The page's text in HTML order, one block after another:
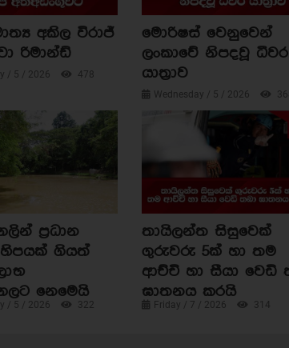
අකිල විරාජ්
රිමාන්ඩ්
/ 5 / 2026 478
මොරිෂස් වෙනුවෙන්
ලංකාවේ නිපදවූ ධීවර
යාත්‍රාව
Wednesday / 5 / 2026
ප්‍රධාන
ගියත්
නෙමෙයි
/ 5 / 2026 322
තායිලන්ත සිසුවෙක්
ගුරුවරු 5ක් හා තම
ආච්චි හා සීයා වෙඩි
ඝාතනය කරයි
Friday / 7 / 2026 314